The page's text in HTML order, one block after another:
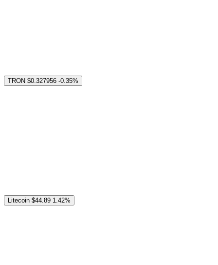
TRON $0.327956 -0.35%
Litecoin $44.89 1.42%